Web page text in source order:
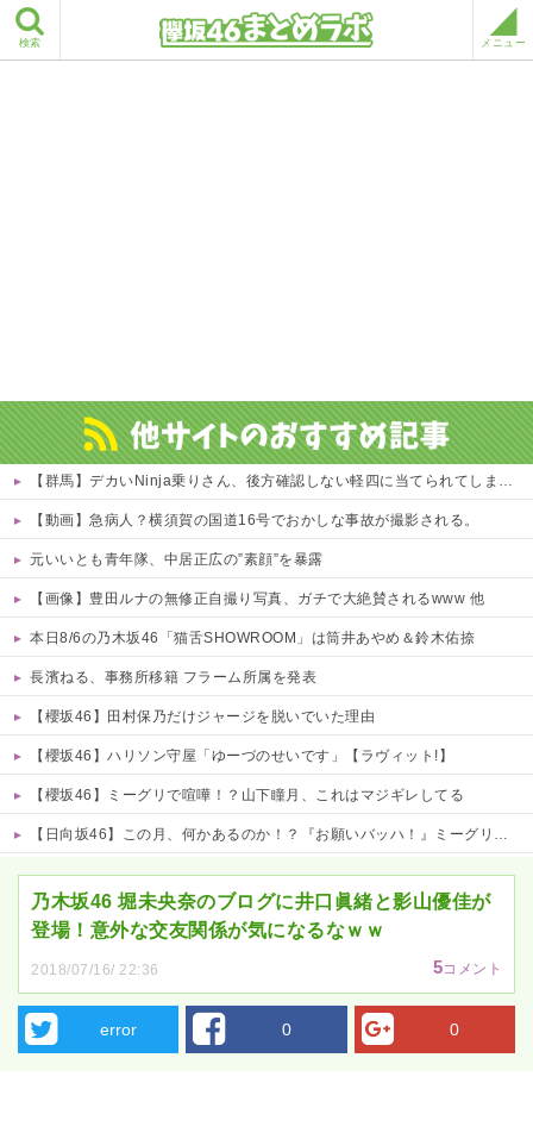
検索 メニュー
【群馬】デカいNinja乗りさん、後方確認しない軽四に当てられてしまう。
【動画】急病人？横須賀の国道16号でおかしな事故が撮影される。
元いいとも青年隊、中居正広の”素顔”を暴露
【画像】豊田ルナの無修正自撮り写真、ガチで大絶賛されるwww 他
本日8/6の乃木坂46「猫舌SHOWROOM」は筒井あやめ＆鈴木佑捺
長濱ねる、事務所移籍 フラーム所属を発表
【櫻坂46】田村保乃だけジャージを脱いでいた理由
【櫻坂46】ハリソン守屋「ゆーづのせいです」【ラヴィット!】
【櫻坂46】ミーグリで喧嘩！？山下瞳月、これはマジギレしてる
【日向坂46】この月、何かあるのか！？『お願いバッハ！』ミーグリ日程がこちら
乃木坂46 堀未央奈のブログに井口眞緒と影山優佳が
登場！意外な交友関係が気になるなｗｗ
2018/07/16/ 22:36 5コメント
error 0 0